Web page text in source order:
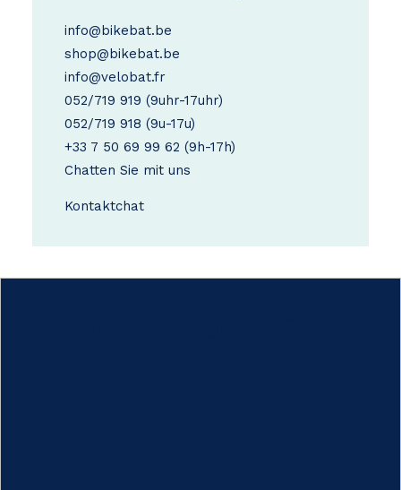
info@bikebat.be
shop@bikebat.be
info@velobat.fr
052/719 919 (9uhr-17uhr)
052/719 918 (9u-17u)
+33 7 50 69 99 62 (9h-17h)
Chatten Sie mit uns
Kontaktchat